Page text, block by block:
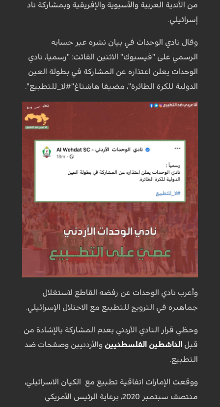
من الأندية العربية والآسيوية والإفريقية وبمشاركة ناد
إسرائيلي.
وقال نادي الوحدات في بيان نشره عبر حسابه
الرسمي على "فيسبوك" الاثنين الفائت: "رسميا، نادي
الوحدات يعلن اعتذاره عن المشاركة في بطولة العين
الدولية للكرة الطائرة"، مضيفا هاشتاغ"#لا_للتطبيع".
وأعرب نادي الوحدات عن رفضه القاطع لاستغلال
جماهيره في الترويج للتطبيع مع الاحتلال الإسرائيلي.
وحظي قرار النادي الأردني بعدم المشاركة بالإشادة من
قبل الناشطين الفلسطنيين والأردنيين وصفحات ضد
التطبيع.
ووقعت الإمارات اتفاقية تطبيع مع الكيان الاسرائيلي،
منتصف سبتمبر 2020، برعاية الرئيس الأمريكي